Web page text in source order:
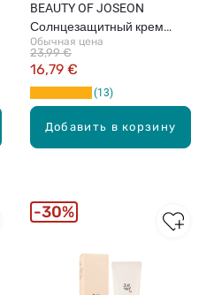
Добавить в корзину
BEAUTY OF JOSEON
Солнцезащитный крем
SPF50+ PA++++ для кожи
лица, 50мл
Обычная цена
16,79 €
23,99 €
13
30%